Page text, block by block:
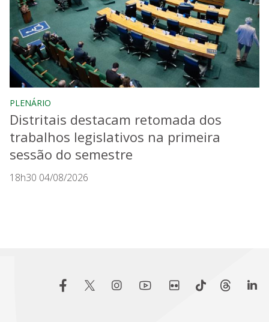
PLENÁRIO
Distritais destacam retomada dos
trabalhos legislativos na primeira
sessão do semestre
18h30 04/08/2026